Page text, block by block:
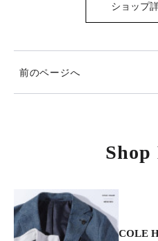
ショップ
前のページへ
Shop
COLE